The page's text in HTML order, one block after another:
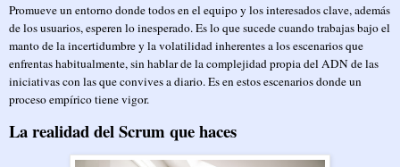
Promueve un entorno donde todos en el equipo y los interesados clave, además
de los usuarios, esperen lo inesperado. Es lo que sucede cuando trabajas bajo el
manto de la incertidumbre y la volatilidad inherentes a los escenarios que
enfrentas habitualmente, sin hablar de la complejidad propia del ADN de las
iniciativas con las que convives a diario. Es en estos escenarios donde un
proceso empírico tiene vigor.
La realidad del Scrum que haces